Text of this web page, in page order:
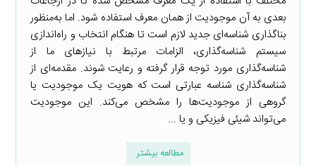
بعدی به آن موجودیت از همان معرف استفاده شود. اما به‌منظور
بناگذاری شناسه‌ای جدید لازم است تا هنگام انتخاب و راه‌اندازی
سیستم شناسه‌گذاری، الزامات مرتبط با نیازهای ما از
شناسه‌گذاری مورد توجه قرار گرفته و رعایت شوند. مقدمه‌ای از
شناسه‌گذاری شناسه عبارتی است که هویت یک موجودیت یا
گروهی از موجودیت‌ها را مشخص می‌کند. این موجودیت
می‌تواند شیئی فیزیکی و یا ...
مطالعه بیشتر